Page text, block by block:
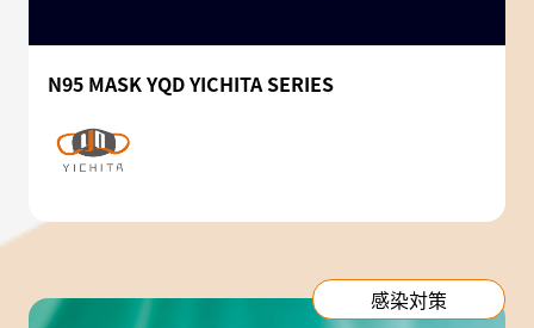
N95 MASK YQD YICHITA SERIES
感染対策